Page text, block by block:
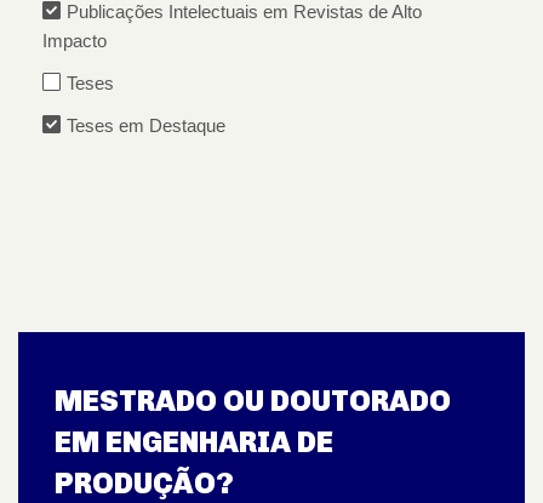
Publicações Intelectuais em Revistas de Alto
Impacto
Teses
Teses em Destaque
MESTRADO OU DOUTORADO
EM ENGENHARIA DE
PRODUÇÃO?